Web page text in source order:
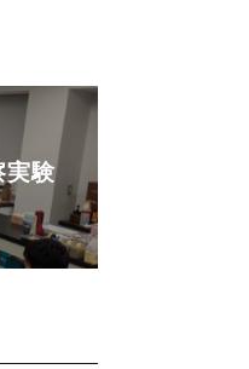
実験